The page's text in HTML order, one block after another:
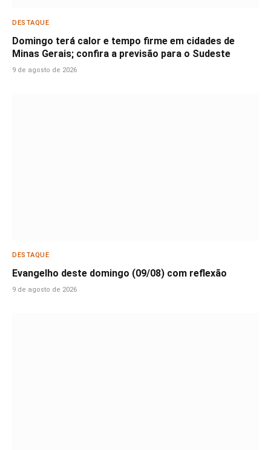
DESTAQUE
Domingo terá calor e tempo firme em cidades de
Minas Gerais; confira a previsão para o Sudeste
9 de agosto de 2026
DESTAQUE
Evangelho deste domingo (09/08) com reflexão
9 de agosto de 2026